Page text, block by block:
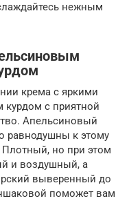
нежным
крема с яркими
с приятной
Апельсиновый
равнодушны к этому
Плотный, но при этом
и воздушный, а
выверенный до
поможет вам